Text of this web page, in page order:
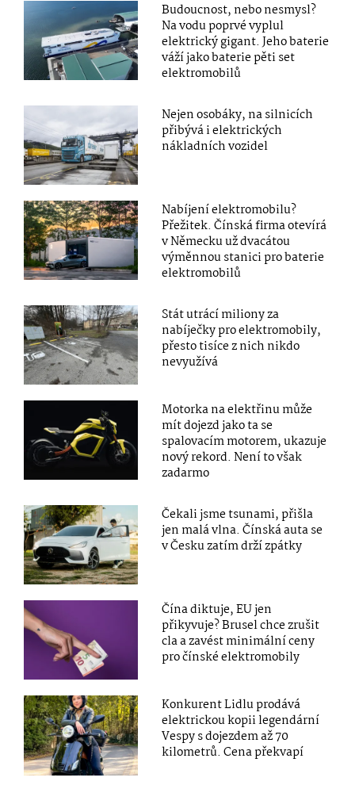
Budoucnost, nebo nesmysl?
Na vodu poprvé vyplul
elektrický gigant. Jeho baterie
váží jako baterie pěti set
elektromobilů
Nejen osobáky, na silnicích
přibývá i elektrických
nákladních vozidel
Nabíjení elektromobilu?
Přežitek. Čínská firma otevírá
v Německu už dvacátou
výměnnou stanici pro baterie
elektromobilů
Stát utrácí miliony za
nabíječky pro elektromobily,
přesto tisíce z nich nikdo
nevyužívá
Motorka na elektřinu může
mít dojezd jako ta se
spalovacím motorem, ukazuje
nový rekord. Není to však
zadarmo
Čekali jsme tsunami, přišla
jen malá vlna. Čínská auta se
v Česku zatím drží zpátky
Čína diktuje, EU jen
přikyvuje? Brusel chce zrušit
cla a zavést minimální ceny
pro čínské elektromobily
Konkurent Lidlu prodává
elektrickou kopii legendární
Vespy s dojezdem až 70
kilometrů. Cena překvapí